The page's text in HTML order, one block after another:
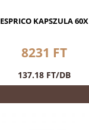
ESPRICO KAPSZULA 60X
8231 FT
137.18 FT/DB